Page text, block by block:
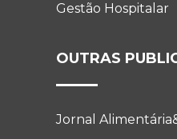
Gestão Hospitalar
OUTRAS
Jornal